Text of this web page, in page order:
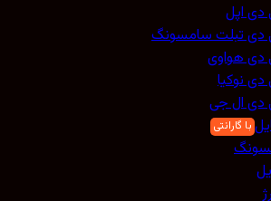
تبلت سامسونگ
جی